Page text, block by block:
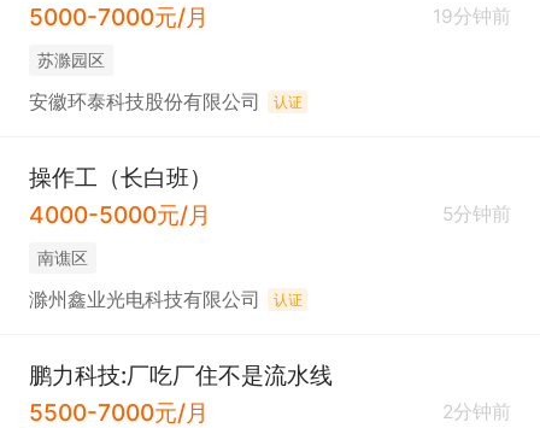
5000-7000元/月
19分钟前
苏滁园区
安徽环泰科技股份有限公司 认证
操作工（长白班）
4000-5000元/月
5分钟前
南谯区
滁州鑫业光电科技有限公司 认证
鹏力科技:厂吃厂住不是流水线
5500-7000元/月
2分钟前